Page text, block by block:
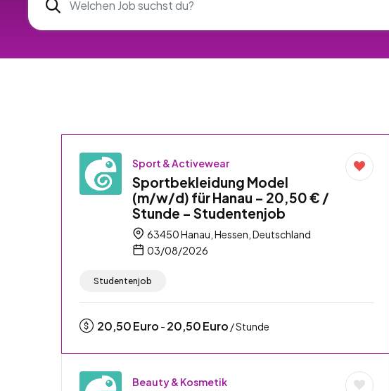
Sport & Activewear
Sportbekleidung Model
(m/w/d) für Hanau – 20,50 € /
Stunde – Studentenjob
63450 Hanau, Hessen, Deutschland
03/08/2026
Studentenjob
20,50Euro - 20,50Euro / Stunde
Beauty & Kosmetik